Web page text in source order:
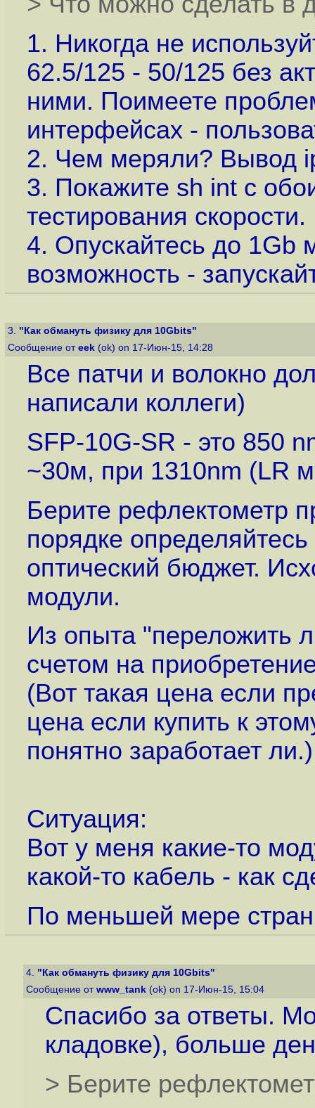
1. Никогда не
62.5/125 - 50/125 без
ними. Поимеете
интерфейсах -
2. Чем меряли? Вывод
3. Покажите sh int с
тестирования скорости.
4. Опускайтесь до 1Gb
возможность -
3. "Как обмануть физику для 10Gbits"
Сообщение от eek (ok) on 17-Июн-15, 14:28
Все патчи и волокно
написали коллеги)
SFP-10G-SR - это 850
~30м, при 1310nm (LR
Берите рефлектометр
порядке
оптический бюджет.
модули.
Из опыта "переложить
счетом на
(Вот такая цена если
цена если купить к
понятно заработает ли.)
Ситуация:
Вот у меня какие-то
какой-то кабель - как
По меньшей мере
4. "Как обмануть физику для 10Gbits"
Сообщение от www_tank (ok) on 17-Июн-15, 15:04
Спасибо за ответы.
кладовке), больше
> Берите